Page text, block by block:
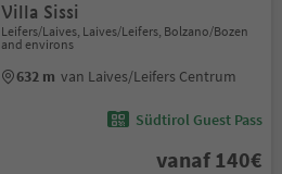
Villa Sissi
Leifers/Laives, Laives/Leifers, Bolzano/Bozen
and environs
632 m van Laives/Leifers Centrum
Südtirol Guest Pass
vanaf 140€